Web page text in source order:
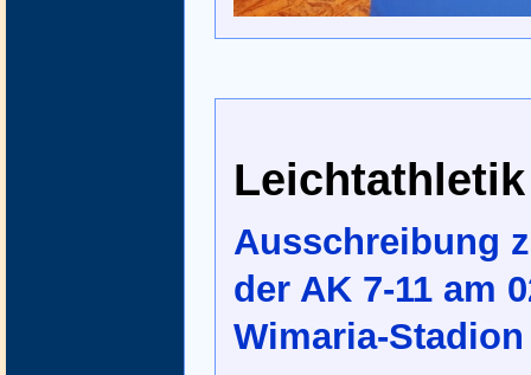
Leichtathletik
Ausschreibung
der AK 7-11 am
Wimaria-Stadion